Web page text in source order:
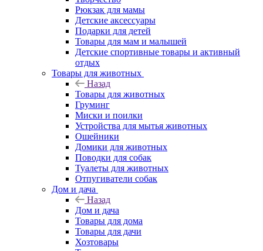
Рюкзак для мамы
Детские аксессуары
Подарки для детей
Товары для мам и малышей
Детские спортивные товары и активный
отдых
Товары для животных
Назад
Товары для животных
Груминг
Миски и поилки
Устройства для мытья животных
Ошейники
Домики для животных
Поводки для собак
Туалеты для животных
Отпугиватели собак
Дом и дача
Назад
Дом и дача
Товары для дома
Товары для дачи
Хозтовары